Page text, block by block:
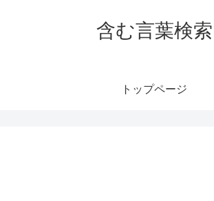
含む言葉検索
トップページ